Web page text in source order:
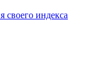
своего индекса